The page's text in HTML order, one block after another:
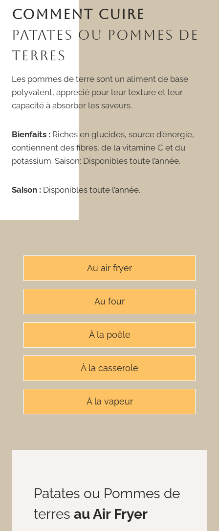
COMMENT CUIRE
PATATES OU POMMES DE
TERRES
Les pommes de terre sont un aliment de base
polyvalent, apprécié pour leur texture et leur
capacité à absorber les saveurs.
Bienfaits : Riches en glucides, source d’énergie,
contiennent des fibres, de la vitamine C et du
potassium. Saison: Disponibles toute l’année.
Saison : Disponibles toute l’année.
Au air fryer
Au four
À la poêle
À la casserole
À la vapeur
Patates ou Pommes de
terres au Air Fryer